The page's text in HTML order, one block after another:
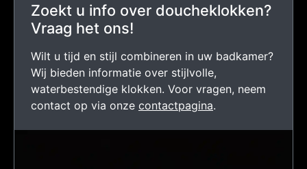
Zoekt u info over doucheklokken?
Vraag het ons!
Wilt u tijd en stijl combineren in uw badkamer?
Wij bieden informatie over stijlvolle,
waterbestendige klokken. Voor vragen, neem
contact op via onze contactpagina.